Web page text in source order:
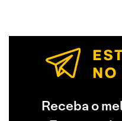
Receba o